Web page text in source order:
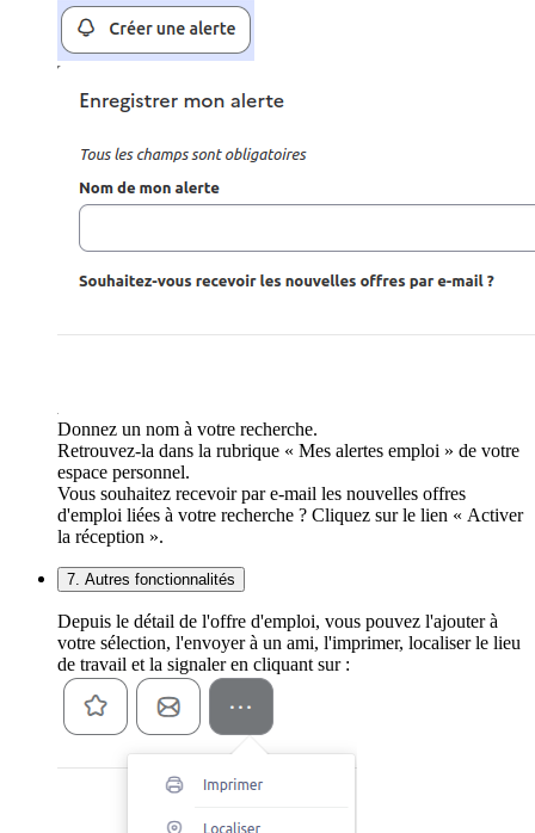
Donnez un nom à votre recherche.
Retrouvez-la dans la rubrique « Mes alertes emploi » de votre
espace personnel.
Vous souhaitez recevoir par e-mail les nouvelles offres
d'emploi liées à votre recherche ? Cliquez sur le lien « Activer
la réception ».
7. Autres fonctionnalités
Depuis le détail de l'offre d'emploi, vous pouvez l'ajouter à
votre sélection, l'envoyer à un ami, l'imprimer, localiser le lieu
de travail et la signaler en cliquant sur :